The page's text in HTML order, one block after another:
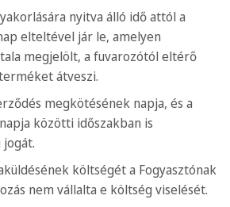
nyitva álló idő attól a
elteltével jár le, amelyen
megjelölt, a fuvarozótól eltérő
átveszi.
megkötésének napja, és a
közötti időszakban is
költségét a Fogyasztónak
nem vállalta e költség viselését.